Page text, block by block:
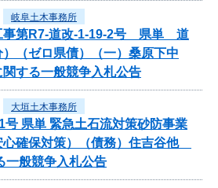
岐阜土木事務所
事第R7-道改-1-19-2号 県単 道
（ゼロ県債）（一）桑原下中
する一般競争入札公告
大垣土木事務所
号 県単 緊急土石流対策砂防事業
心確保対策）（債務）住吉谷他
一般競争入札公告